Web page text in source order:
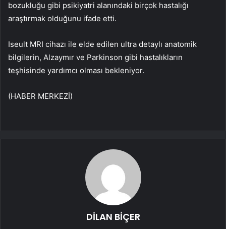
bozukluğu gibi psikiyatri alanındaki birçok hastalığı
araştırmak olduğunu ifade etti.
Iseult MRI cihazı ile elde edilen ultra detaylı anatomik
bilgilerin, Alzaymır ve Parkinson gibi hastalıkların
teşhisinde yardımcı olması bekleniyor.
(HABER MERKEZİ)
DİLAN BİÇER